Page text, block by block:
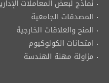
نماذج لبعض المعاملات الإدارية
المصدقات الجامعية
المنح والعلاقات الخارجية
امتحانات الكولوكيوم
مزاولة مهنة الهندسة